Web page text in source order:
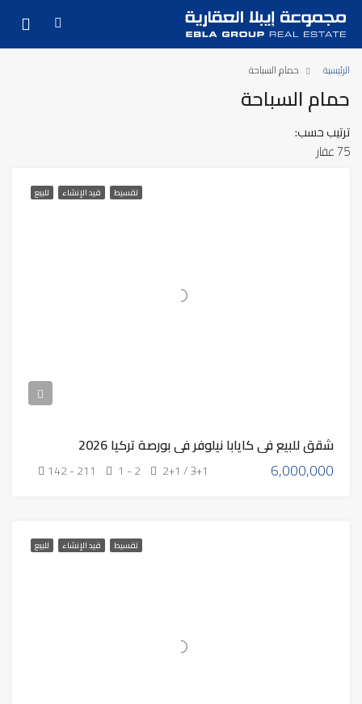
الرئيسية حمام السباحة
حمام السباحة
75 عقار
ترتيب حسب:
تقسيط قيد الإنشاء للبيع
شقق للبيع في كايابا نيلوفر في بورصة تركيا 2026
6,000,000
2+1 / 3+1
1 - 2
142 - 211
تقسيط قيد الإنشاء للبيع